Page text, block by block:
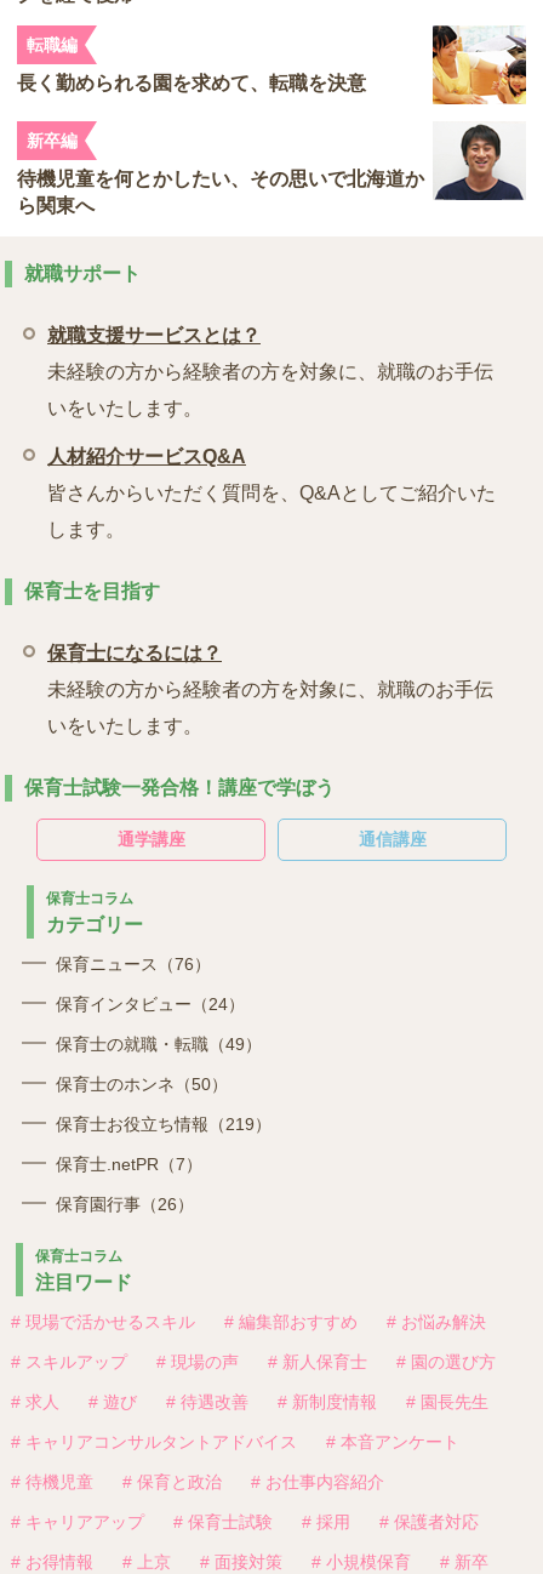
転職編
長く勤められる園を求めて、転職を決意
新卒編
待機児童を何とかしたい、その思いで北海道か
ら関東へ
就職サポート
就職支援サービスとは？
未経験の方から経験者の方を対象に、就職のお手伝
いをいたします。
人材紹介サービスQ&A
皆さんからいただく質問を、Q&Aとしてご紹介いた
します。
保育士を目指す
保育士になるには？
未経験の方から経験者の方を対象に、就職のお手伝
いをいたします。
保育士試験一発合格！講座で学ぼう
通学講座 通信講座
保育士コラム
カテゴリー
保育ニュース（76）
保育インタビュー（24）
保育士の就職・転職（49）
保育士のホンネ（50）
保育士お役立ち情報（219）
保育士.netPR（7）
保育園行事（26）
保育士コラム
注目ワード
# 現場で活かせるスキル # 編集部おすすめ # お悩み解決
# スキルアップ # 現場の声 # 新人保育士 # 園の選び方
# 求人 # 遊び # 待遇改善 # 新制度情報 # 園長先生
# キャリアコンサルタントアドバイス # 本音アンケート
# 待機児童 # 保育と政治 # お仕事内容紹介
# キャリアアップ # 保育士試験 # 採用 # 保護者対応
# お得情報 # 上京 # 面接対策 # 小規模保育 # 新卒